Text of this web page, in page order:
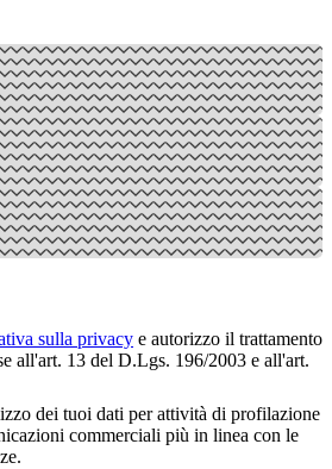
sulla privacy e autorizzo il trattamento
all'art. 13 del D.Lgs. 196/2003 e all'art.
dei tuoi dati per attività di profilazione
commerciali più in linea con le